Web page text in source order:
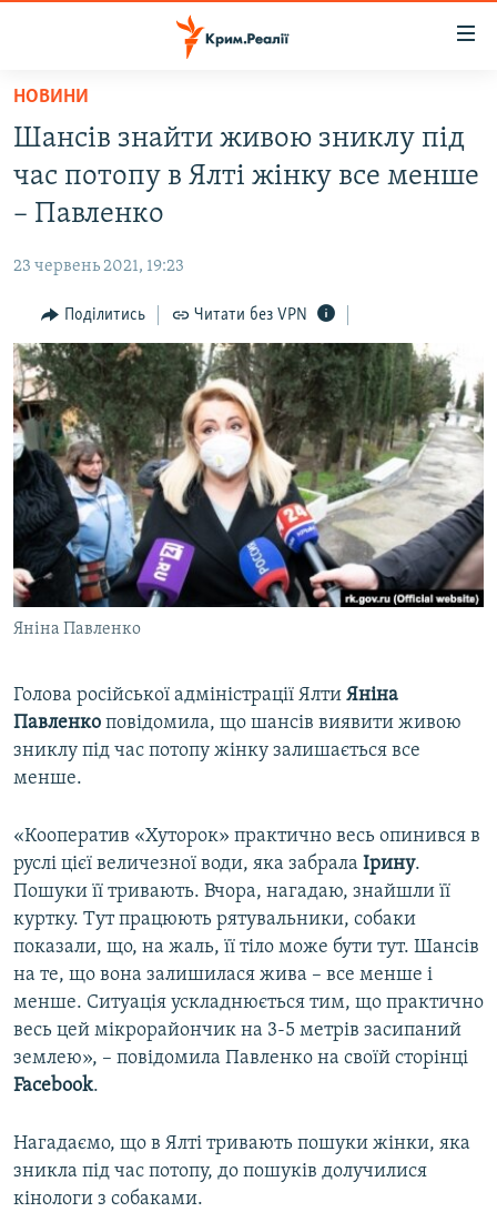
Перейти
основного
матеріалу
Перейти
основної
навігації
Перейти
до
пошуку
ВІДЕО ТА ФОТО
БЛОГИ
ПОГЛЯД
ІНТЕРВ'Ю
ВСЕ ЗА ДЕНЬ
СПЕЦПРОЕКТИ
ДЕПОРТАЦІЯ
ВІДЕОУРОКИ «ELIFBE»
СВІДЧЕННЯ ОКУПАЦІЇ
УКРАЇНСЬКА ПРОБЛЕМА КРИМУ
ІНФОГРАФІКА
ЯК ОБІЙТИ БЛОКУВАННЯ
Русский
Qırımtatar
ДОЛУЧАЙСЯ!
Усі сайти RFE/RL
НОВИНИ
Шансів знайти живою зниклу під
час потопу в Ялті жінку все менше
– Павленко
23 червень 2021, 19:23
Поділитись Читати без VPN
Яніна Павленко
Голова російської адміністрації Ялти Яніна
Павленко повідомила, що шансів виявити живою
зниклу під час потопу жінку залишається все
менше.
«Кооператив «Хуторок» практично весь опинився в
руслі цієї величезної води, яка забрала Ірину.
Пошуки її тривають. Вчора, нагадаю, знайшли її
куртку. Тут працюють рятувальники, собаки
показали, що, на жаль, її тіло може бути тут. Шансів
на те, що вона залишилася жива – все менше і
менше. Ситуація ускладнюється тим, що практично
весь цей мікрорайончик на 3-5 метрів засипаний
землею», – повідомила Павленко на своїй сторінці
Facebook.
Нагадаємо, що в Ялті тривають пошуки жінки, яка
зникла під час потопу, до пошуків долучилися
кінологи з собаками.